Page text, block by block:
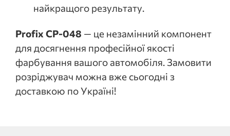
найкращого результату.
Profix CP-048 — це незамінний компонент
для досягнення професійної якості
фарбування вашого автомобіля. Замовити
розріджувач можна вже сьогодні з
доставкою по Україні!